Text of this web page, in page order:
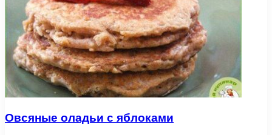
Овсяные оладьи с яблоками